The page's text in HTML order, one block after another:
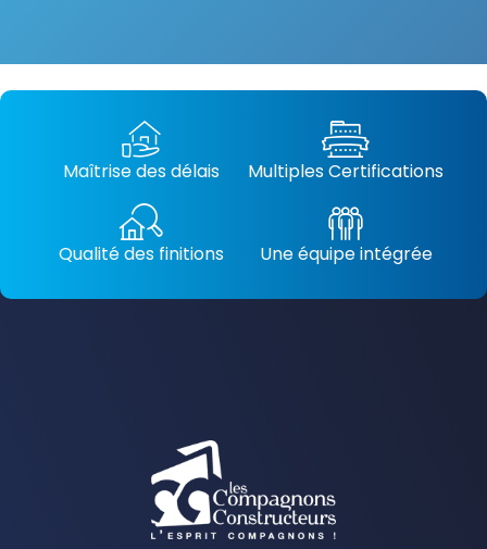
Maîtrise des délais Multiples Certifications
Qualité des finitions Une équipe intégrée